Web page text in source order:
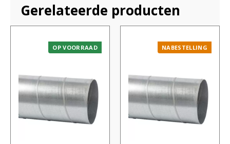
Gerelateerde producten
OP VOORRAAD NABESTELLING